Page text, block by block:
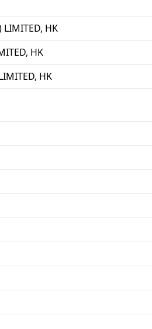
LIMITED, HK
HK
HK